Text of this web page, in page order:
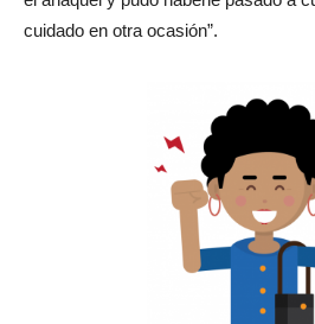
cuidado en otra ocasión”.